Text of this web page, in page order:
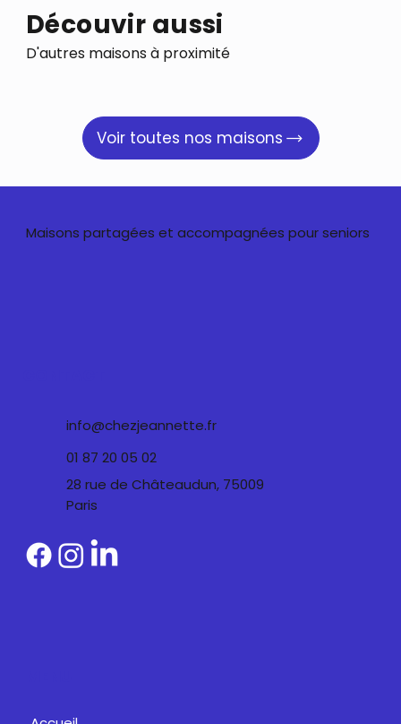
Découvir aussi
D'autres maisons à proximité
Voir toutes nos maisons
Maisons partagées et accompagnées pour seniors
info@chezjeannette.fr
01 87 20 05 02
28 rue de Châteaudun, 75009
Paris